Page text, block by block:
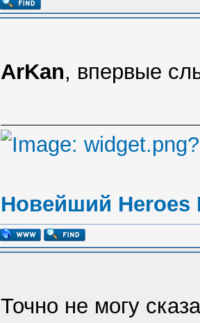
ArKan, впервые
Новейший Heroes
Точно не могу